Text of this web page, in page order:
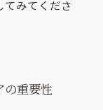
みてくださ
の重要性